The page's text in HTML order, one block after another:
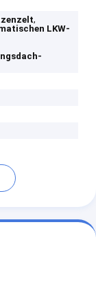
,
LKW-